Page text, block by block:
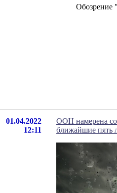
Обозрение
01.04.2022
12:11
ООН намерена
ближайшие пять